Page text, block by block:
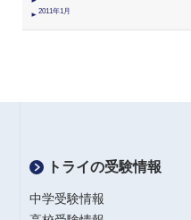
2011年1月
トライの受験情報
中学受験情報